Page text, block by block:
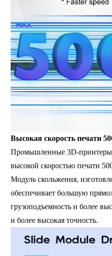
Высокая скорость печати
Промышленные 3D-
высокой скоростью печати
Модуль скольжения,
обеспечивает большую
грузоподъемность и более
и более высокая точность.